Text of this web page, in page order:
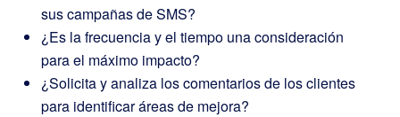
sus campañas de SMS?
¿Es la frecuencia y el tiempo una consideración
para el máximo impacto?
¿Solicita y analiza los comentarios de los clientes
para identificar áreas de mejora?